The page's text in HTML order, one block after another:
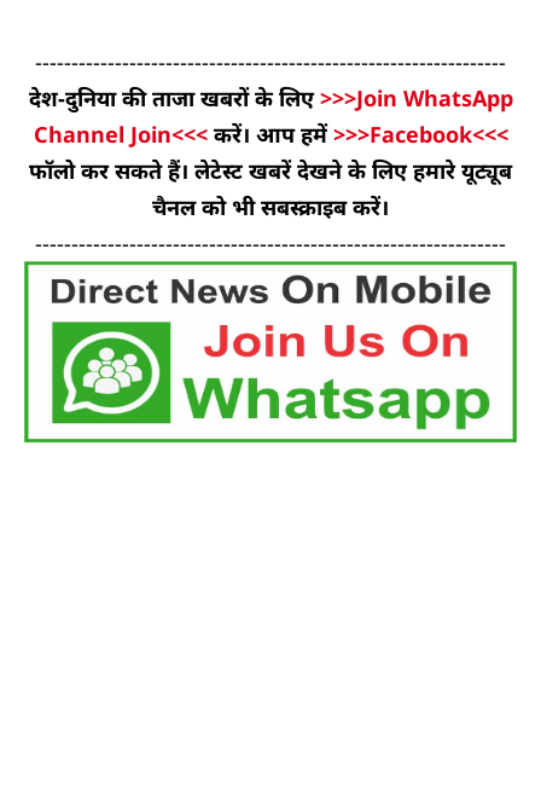
-----------------------------------------------------------------
देश-दुनिया की ताजा खबरों के लिए>>>Join WhatsApp
Channel Join<<< करें। आप हमें>>>Facebook<<<
फॉलो कर सकते हैं। लेटेस्ट खबरें देखने के लिए हमारे यूट्यूब
चैनल को भी सबस्क्राइब करें।
-----------------------------------------------------------------